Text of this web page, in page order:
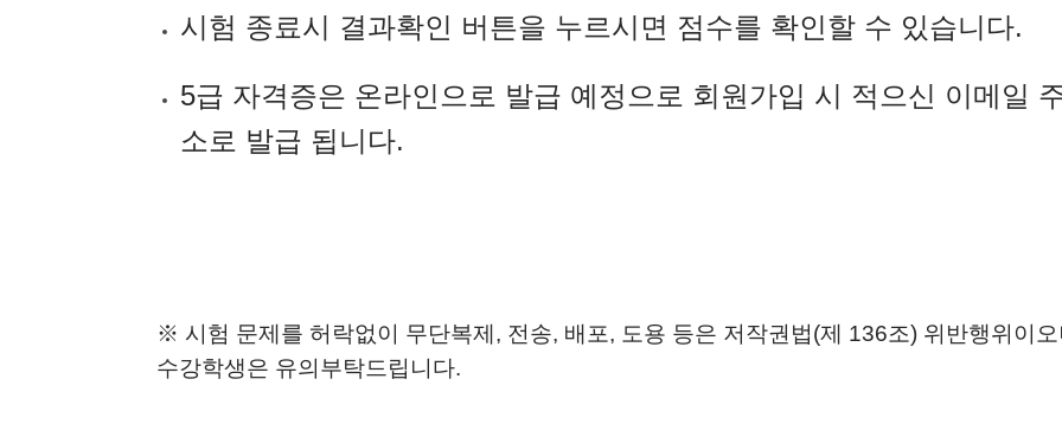
시험 종료시 결과확인 버튼을 누르시면 점수를 확인할 수 있습니다.
5급 자격증은 온라인으로 발급 예정으로 회원가입 시 적으신 이메일
소로 발급 됩니다.
※ 시험 문제를 허락없이 무단복제, 전송, 배포, 도용 등은 저작권법(제 136조) 위반행위이
수강학생은 유의부탁드립니다.